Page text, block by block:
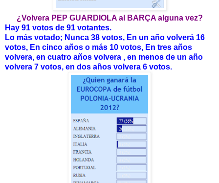
¿Volvera PEP GUARDIOLA al BARÇA alguna vez?
Hay 91 votos de 91 votantes.
Lo más votado; Nunca 38 votos, En un año volverá 16
votos, En cinco años o más 10 votos, En tres años
volvera, en cuatro años volvera , en menos de un año
volvera 7 votos, en dos años volvera 6 votos.